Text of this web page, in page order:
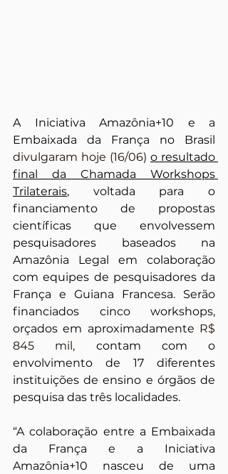
A Iniciativa Amazônia+10 e a
divulgaram hoje (16/06) o resultado
final da Chamada Workshops
Trilaterais, voltada para o
financiamento de propostas
científicas que envolvessem
pesquisadores baseados na
Amazônia Legal em colaboração
com equipes de pesquisadores da
França e Guiana Francesa. Serão
financiados cinco workshops,
orçados em aproximadamente R$
845 mil, contam com o
envolvimento de 17 diferentes
instituições de ensino e órgãos de
pesquisa das três localidades.
“A colaboração entre a Embaixada
da França e a Iniciativa
Amazônia+10 nasceu de uma